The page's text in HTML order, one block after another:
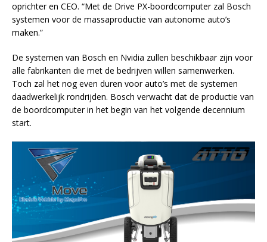
oprichter en CEO. “Met de Drive PX-boordcomputer zal Bosch
systemen voor de massaproductie van autonome auto’s
maken.”
De systemen van Bosch en Nvidia zullen beschikbaar zijn voor
alle fabrikanten die met de bedrijven willen samenwerken.
Toch zal het nog even duren voor auto’s met de systemen
daadwerkelijk rondrijden. Bosch verwacht dat de productie van
de boordcomputer in het begin van het volgende decennium
start.